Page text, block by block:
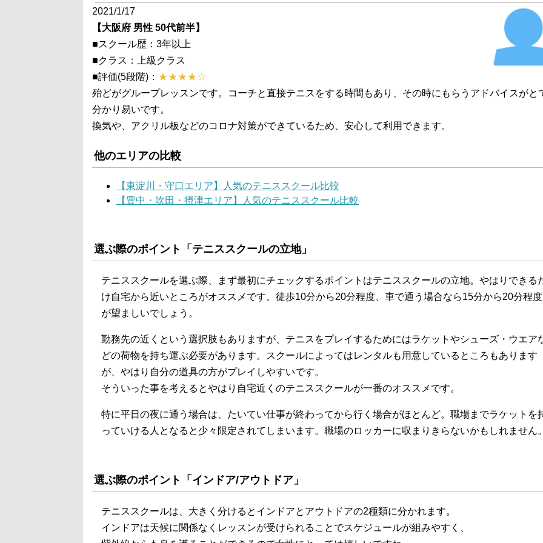
2021/1/17
【大阪府 男性 50代前半】
■スクール歴：3年以上
■クラス：上級クラス
■評価(5段階)： ★★★★☆
殆どがグループレッスンです。コーチと直接テニスをする時間もあり、その時にもらうアドバイスがと
分かり易いです。
換気や、アクリル板などのコロナ対策ができているため、安心して利用できます。
他のエリアの比較
【東淀川・守口エリア】人気のテニススクール比較
【豊中・吹田・摂津エリア】人気のテニススクール比較
選ぶ際のポイント「テニススクールの立地」
テニススクールを選ぶ際、まず最初にチェックするポイントはテニススクールの立地。やはりできる
け自宅から近いところがオススメです。徒歩10分から20分程度、車で通う場合なら15分から20分程度
が望ましいでしょう。
勤務先の近くという選択肢もありますが、テニスをプレイするためにはラケットやシューズ・ウエア
どの荷物を持ち運ぶ必要があります。スクールによってはレンタルも用意しているところもあります
が、やはり自分の道具の方がプレイしやすいです。
そういった事を考えるとやはり自宅近くのテニススクールが一番のオススメです。
特に平日の夜に通う場合は、たいてい仕事が終わってから行く場合がほとんど。職場までラケットを
っていける人となると少々限定されてしまいます。職場のロッカーに収まりきらないかもしれません
選ぶ際のポイント「インドア/アウトドア」
テニススクールは、大きく分けるとインドアとアウトドアの2種類に分かれます。
インドアは天候に関係なくレッスンが受けられることでスケジュールが組みやすく、